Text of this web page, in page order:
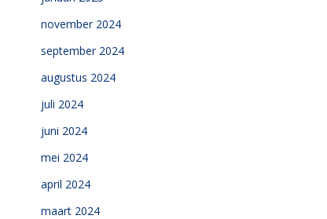
november 2024
september 2024
augustus 2024
juli 2024
juni 2024
mei 2024
april 2024
maart 2024